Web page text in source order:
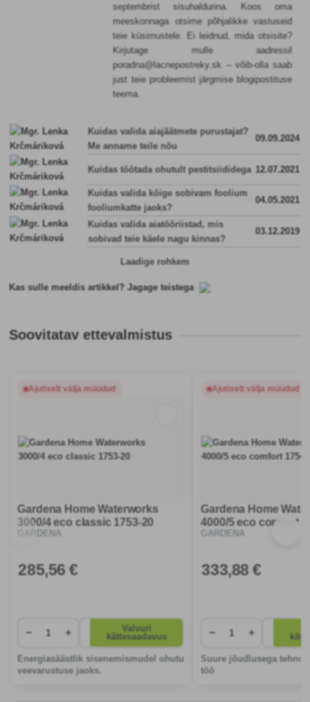
septembrist sisuhaldurina. Koos oma
meeskonnaga otsime põhjalikke vastuseid
teie küsimustele. Ei leidnud, mida otsisite?
Kirjutage mulle aadressil
poradna@lacnepostreky.sk – võib-olla saab
just teie probleemist järgmise blogipostituse
teema.
Kuidas valida aiajäätmete purustajat?
Me anname teile nõu
09.09.2024
Kuidas töötada ohutult pestitsiididega 12.07.2021
Kuidas valida kõige sobivam foolium
fooliumkatte jaoks?
04.05.2021
Kuidas valida aiatööriistad, mis
sobivad teie käele nagu kinnas?
03.12.2019
Laadige rohkem
Kas sulle meeldis artikkel? Jagage teistega
Soovitatav ettevalmistus
Ajutiselt välja müüdud
Gardena Home Waterworks
3000/4 eco classic 1753-20
GARDENA
285,56 €
− +
Valvuri
kättesaadavus
Energiasäästlik sisenemismudel ohutu
veevarustuse jaoks.
Ajutiselt välja müüdud
Gardena Home
4000/5 eco comfort
GARDENA
333,88 €
− +
Suure jõudlusega
töö